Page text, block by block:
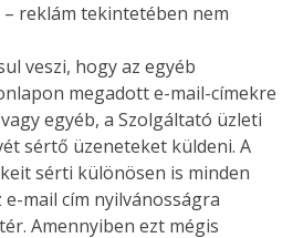
reklám tekintetében nem
veszi, hogy az egyéb
megadott e-mail-címekre
egyéb, a Szolgáltató üzleti
sértő üzeneteket küldeni. A
sérti különösen is minden
mail cím nyilvánosságra
Amennyiben ezt mégis